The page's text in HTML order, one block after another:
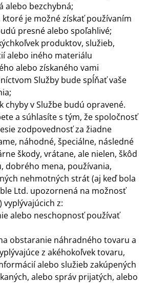
alebo bezchybná;
ktoré je možné získať používaním
presné alebo spoľahlivé;
produktov, služieb,
alebo iného materiálu
alebo získaného vami
Služby bude spĺňať vaše
chyby v Službe budú opravené.
a súhlasíte s tým, že spoločnosť
zodpovednosť za žiadne
náhodné, špeciálne, následné
škody, vrátane, ale nielen, škôd
dobrého mena, používania,
nehmotných strát (aj keď bola
Ltd. upozornená na možnosť
z:
alebo neschopnosť používať
obstaranie náhradného tovaru a
z akéhokoľvek tovaru,
alebo služieb zakúpených
alebo správ prijatých, alebo